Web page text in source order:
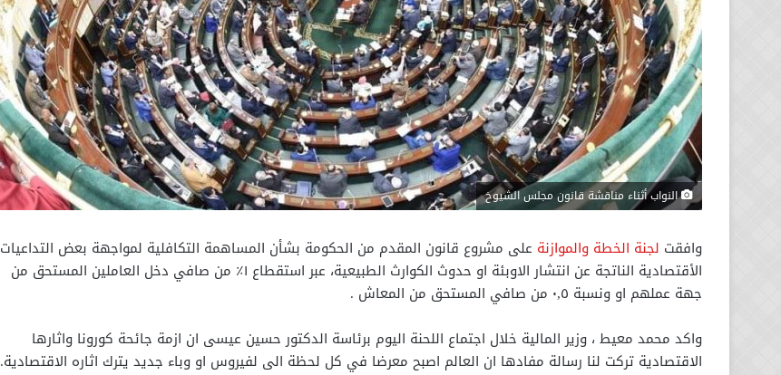
النواب أثناء مناقشة قانون مجلس الشيوخ
وافقت لجنة الخطة والموازنة على مشروع قانون المقدم من الحكومة بشأن المساهمة التكافلية لمواجهة بعض التداعيات
الأقتصادية الناتجة عن انتشار الاوبئة او حدوث الكوارث الطبيعية، عبر استقطاع ١٪؜ من صافي دخل العاملين المستحق من
جهة عملهم او ونسبة ٠,٥ من صافي المستحق من المعاش .
واكد محمد معيط ، وزير المالية خلال اجتماع اللحنة اليوم برئاسة الدكتور حسين عيسى ان ازمة جائحة كورونا واثارها
الاقتصادية تركت لنا رسالة مفادها ان العالم اصبح معرضا في كل لحظة الى لفيروس او وباء جديد يترك اثاره الاقتصادية.